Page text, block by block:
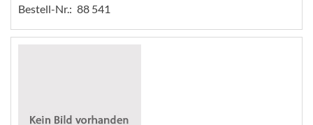
Bestell-Nr.: 88 541